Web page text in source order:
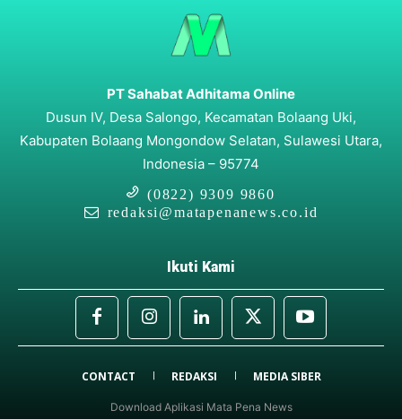
PT Sahabat Adhitama Online
Dusun IV, Desa Salongo, Kecamatan Bolaang Uki,
Kabupaten Bolaang Mongondow Selatan, Sulawesi Utara,
Indonesia – 95774
(0822) 9309 9860
redaksi@matapenanews.co.id
Ikuti Kami
CONTACT REDAKSI MEDIA SIBER
Download Aplikasi Mata Pena News